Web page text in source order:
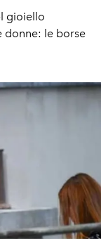
gioiello
donne: le borse